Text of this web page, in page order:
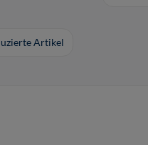
Artikel